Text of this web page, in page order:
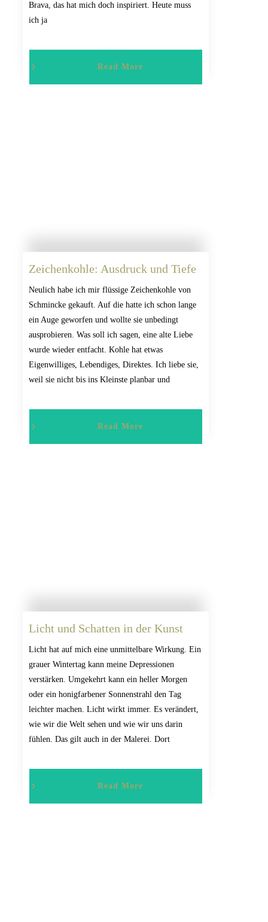
Brava, das hat mich doch inspiriert. Heute muss
ich ja
Read More
Zeichenkohle: Ausdruck und Tiefe
Neulich habe ich mir flüssige Zeichenkohle von
Schmincke gekauft. Auf die hatte ich schon lange
ein Auge geworfen und wollte sie unbedingt
ausprobieren. Was soll ich sagen, eine alte Liebe
wurde wieder entfacht. Kohle hat etwas
Eigenwilliges, Lebendiges, Direktes. Ich liebe sie,
weil sie nicht bis ins Kleinste planbar und
Read More
Licht und Schatten in der Kunst
Licht hat auf mich eine unmittelbare Wirkung. Ein
grauer Wintertag kann meine Depressionen
verstärken. Umgekehrt kann ein heller Morgen
oder ein honigfarbener Sonnenstrahl den Tag
leichter machen. Licht wirkt immer. Es verändert,
wie wir die Welt sehen und wie wir uns darin
fühlen. Das gilt auch in der Malerei. Dort
Read More